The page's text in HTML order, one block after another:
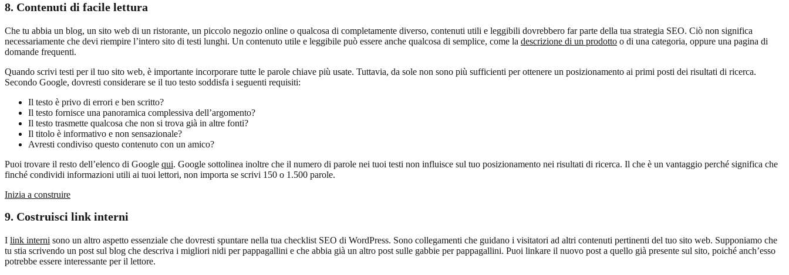
8. Contenuti di facile lettura
Che tu abbia un blog, un sito web di un ristorante, un piccolo negozio online o qualcosa di completamente diverso, contenuti utili e leggibili dovrebbero far parte della tua strategia SEO. Ciò non significa
necessariamente che devi riempire l’intero sito di testi lunghi. Un contenuto utile e leggibile può essere anche qualcosa di semplice, come la descrizione di un prodotto o di una categoria, oppure una pagina di
domande frequenti.
Quando scrivi testi per il tuo sito web, è importante incorporare tutte le parole chiave più usate. Tuttavia, da sole non sono più sufficienti per ottenere un posizionamento ai primi posti dei risultati di ricerca.
Secondo Google, dovresti considerare se il tuo testo soddisfa i seguenti requisiti:
Il testo è privo di errori e ben scritto?
Il testo fornisce una panoramica complessiva dell’argomento?
Il testo trasmette qualcosa che non si trova già in altre fonti?
Il titolo è informativo e non sensazionale?
Avresti condiviso questo contenuto con un amico?
Puoi trovare il resto dell’elenco di Google qui. Google sottolinea inoltre che il numero di parole nei tuoi testi non influisce sul tuo posizionamento nei risultati di ricerca. Il che è un vantaggio perché significa che
finché condividi informazioni utili ai tuoi lettori, non importa se scrivi 150 o 1.500 parole.
Inizia a construire
9. Costruisci link interni
I link interni sono un altro aspetto essenziale che dovresti spuntare nella tua checklist SEO di WordPress. Sono collegamenti che guidano i visitatori ad altri contenuti pertinenti del tuo sito web. Supponiamo che
tu stia scrivendo un post sul blog che descriva i migliori nidi per pappagallini e che abbia già un altro post sulle gabbie per pappagallini. Puoi linkare il nuovo post a quello già presente sul sito, poiché anch’esso
potrebbe essere interessante per il lettore.